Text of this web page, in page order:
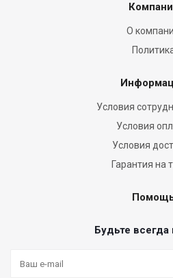
О
Условия
Условия
Условия
Гарантия на
Будьте всегда